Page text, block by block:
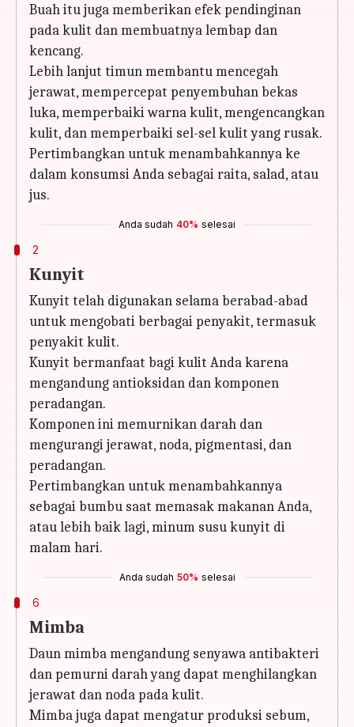
Buah itu juga memberikan efek pendinginan
pada kulit dan membuatnya lembap dan
kencang.
Lebih lanjut timun membantu mencegah
jerawat, mempercepat penyembuhan bekas
luka, memperbaiki warna kulit, mengencangkan
kulit, dan memperbaiki sel-sel kulit yang rusak.
Pertimbangkan untuk menambahkannya ke
dalam konsumsi Anda sebagai raita, salad, atau
jus.
Anda sudah 40% selesai
2
Kunyit
Kunyit telah digunakan selama berabad-abad
untuk mengobati berbagai penyakit, termasuk
penyakit kulit.
Kunyit bermanfaat bagi kulit Anda karena
mengandung antioksidan dan komponen
peradangan.
Komponen ini memurnikan darah dan
mengurangi jerawat, noda, pigmentasi, dan
peradangan.
Pertimbangkan untuk menambahkannya
sebagai bumbu saat memasak makanan Anda,
atau lebih baik lagi, minum susu kunyit di
malam hari.
Anda sudah 50% selesai
6
Mimba
Daun mimba mengandung senyawa antibakteri
dan pemurni darah yang dapat menghilangkan
jerawat dan noda pada kulit.
Mimba juga dapat mengatur produksi sebum,